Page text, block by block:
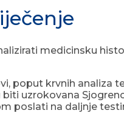
medicinsku
poput krvnih analiza
uzrokovana
poslati na daljnje